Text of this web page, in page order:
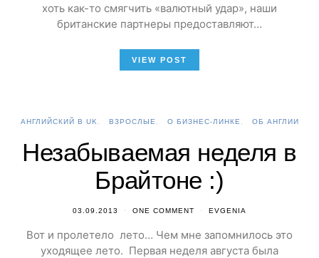
хоть как-то смягчить «валютный удар», наши
британские партнеры предоставляют…
VIEW POST
АНГЛИЙСКИЙ В UK ВЗРОСЛЫЕ О БИЗНЕС-ЛИНКЕ ОБ АНГЛИИ
Незабываемая неделя в
Брайтоне :)
03.09.2013 ONE COMMENT EVGENIA
Вот и пролетело лето… Чем мне запомнилось это
уходящее лето. Первая неделя августа была